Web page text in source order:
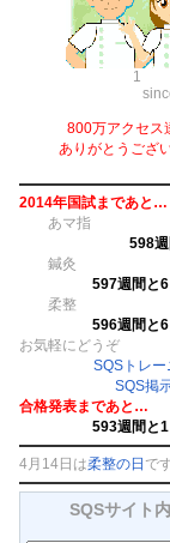
1
800万アクセス
ありがとうござ
2014年国試まであと…
あマ指
598
鍼灸
597週間と
柔整
596週間と
お気軽にどうぞ
SQSトレー
SQS掲
合格発表まであと…
593週間と
4月14日は柔整の日 で
SQSサイト